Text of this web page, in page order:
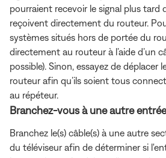
pourraient recevoir le signal plus tard
reçoivent directement du routeur.
systèmes situés hors de portée du
directement au routeur à l’aide d’un
possible). Sinon, essayez de déplacer
routeur afin qu’ils soient tous
au répéteur.
Branchez-vous à une autre
Branchez le(s) câble(s) à une autre
du téléviseur afin de déterminer si